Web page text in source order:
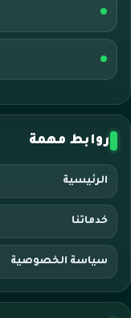
روابط مهمة
الرئيسية
خدماتنا
سياسة الخصوصية